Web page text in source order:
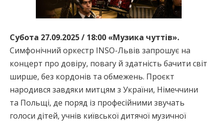
Субота 27.09.2025 / 18:00 «Музика чуттів».
Симфонічний оркестр INSO-Львів запрошує на
концерт про довіру, повагу й здатність бачити світ
ширше, без кордонів та обмежень. Проєкт
народився завдяки митцям з України, Німеччини
та Польщі, де поряд із професійними звучать
голоси дітей, учнів київської дитячої музичної